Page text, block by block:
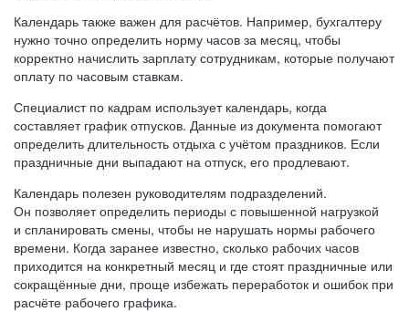
Календарь также важен для расчётов. Например, бухгалтеру
нужно точно определить норму часов за месяц, чтобы
корректно начислить зарплату сотрудникам, которые получают
оплату по часовым ставкам.
Специалист по кадрам использует календарь, когда
составляет график отпусков. Данные из документа помогают
определить длительность отдыха с учётом праздников. Если
праздничные дни выпадают на отпуск, его продлевают.
Календарь полезен руководителям подразделений.
Он позволяет определить периоды с повышенной нагрузкой
и спланировать смены, чтобы не нарушать нормы рабочего
времени. Когда заранее известно, сколько рабочих часов
приходится на конкретный месяц и где стоят праздничные или
сокращённые дни, проще избежать переработок и ошибок при
расчёте рабочего графика.